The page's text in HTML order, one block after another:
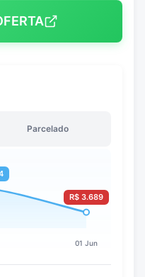
Parcelado